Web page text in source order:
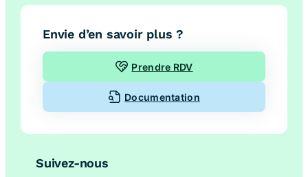
Envie d’en savoir plus ?
Prendre RDV
Documentation
Suivez-nous